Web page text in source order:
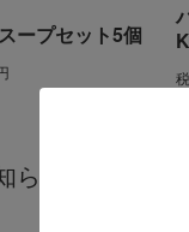
ープセット5個
K
らせ